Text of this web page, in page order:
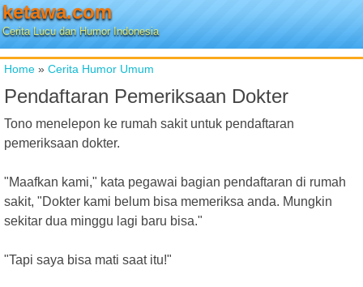
ketawa.com
Cerita Lucu dan Humor Indonesia
Home » Cerita Humor Umum
Pendaftaran Pemeriksaan Dokter
Tono menelepon ke rumah sakit untuk pendaftaran
pemeriksaan dokter.
"Maafkan kami," kata pegawai bagian pendaftaran di rumah
sakit, "Dokter kami belum bisa memeriksa anda. Mungkin
sekitar dua minggu lagi baru bisa."
"Tapi saya bisa mati saat itu!"